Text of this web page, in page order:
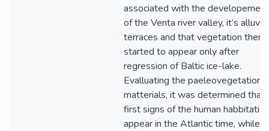
associated with the developement
of the Venta river valley, it’s alluvial
terraces and that vegetation there
started to appear only after
regression of Baltic ice-lake.
Evalluating the paeleovegetation
matterials, it was determined that
first signs of the human habbitation
appear in the Atlantic time, while